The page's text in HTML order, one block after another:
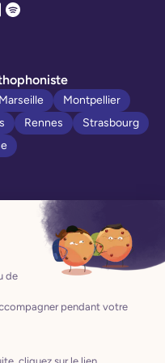
Marseille
Montpellier
Rennes
Strasbourg
médical de classe I
(EU), et porte en ce titre